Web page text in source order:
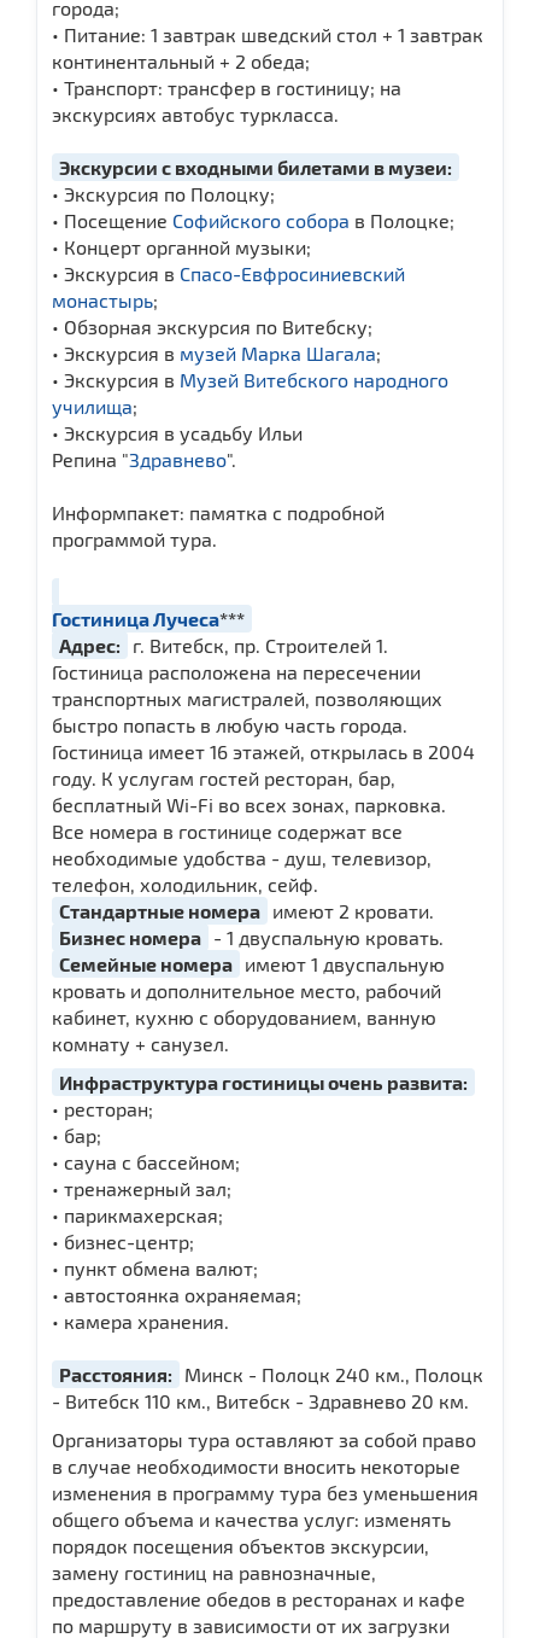
города;
• Питание: 1 завтрак шведский стол + 1 завтрак
континентальный + 2 обеда;
• Транспорт: трансфер в гостиницу; на
экскурсиях автобус туркласса.
Экскурсии с входными билетами в музеи:
• Экскурсия по Полоцку;
• Посещение Cофийского собора в Полоцке;
• Концерт органной музыки;
• Экскурсия в Спасо-Евфросиниевский
монастырь;
• Обзорная экскурсия по Витебску;
• Экскурсия в музей Марка Шагала;
• Экскурсия в Музей Витебского народного
училища;
• Экскурсия в усадьбу Ильи
Репина "Здравнево".
Информпакет: памятка с подробной
программой тура.
Гостиница Лучеса***
Адрес:
г. Витебск, пр. Строителей 1.
Гостиница расположена на пересечении
транспортных магистралей, позволяющих
быстро попасть в любую часть города.
Гостиница имеет 16 этажей, открылась в 2004
году. К услугам гостей ресторан, бар,
бесплатный Wi-Fi во всех зонах, парковка.
Все номера в гостинице содержат все
необходимые удобства - душ, телевизор,
телефон, холодильник, сейф.
Стандартные номера имеют 2 кровати.
Бизнес номера - 1 двуспальную кровать.
Семейные номера имеют 1 двуспальную
кровать и дополнительное место, рабочий
кабинет, кухню с оборудованием, ванную
комнату + санузел.
Инфраструктура гостиницы очень развита:
• ресторан;
• бар;
• сауна с бассейном;
• тренажерный зал;
• парикмахерская;
• бизнес-центр;
• пункт обмена валют;
• автостоянка охраняемая;
• камера хранения.
Расстояния:
Минск - Полоцк 240 км., Полоцк
- Витебск 110 км., Витебск - Здравнево 20 км.
Организаторы тура оставляют за собой право
в случае необходимости вносить некоторые
изменения в программу тура без уменьшения
общего объема и качества услуг: изменять
порядок посещения объектов экскурсии,
замену гостиниц на равнозначные,
предоставление обедов в ресторанах и кафе
по маршруту в зависимости от их загрузки